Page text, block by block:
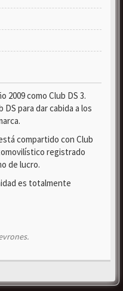
2009 como Club DS 3.
para dar cabida a los
compartido con Club
registrado
de lucro.
es totalmente